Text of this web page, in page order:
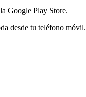
Google Play Store.
desde tu teléfono móvil.